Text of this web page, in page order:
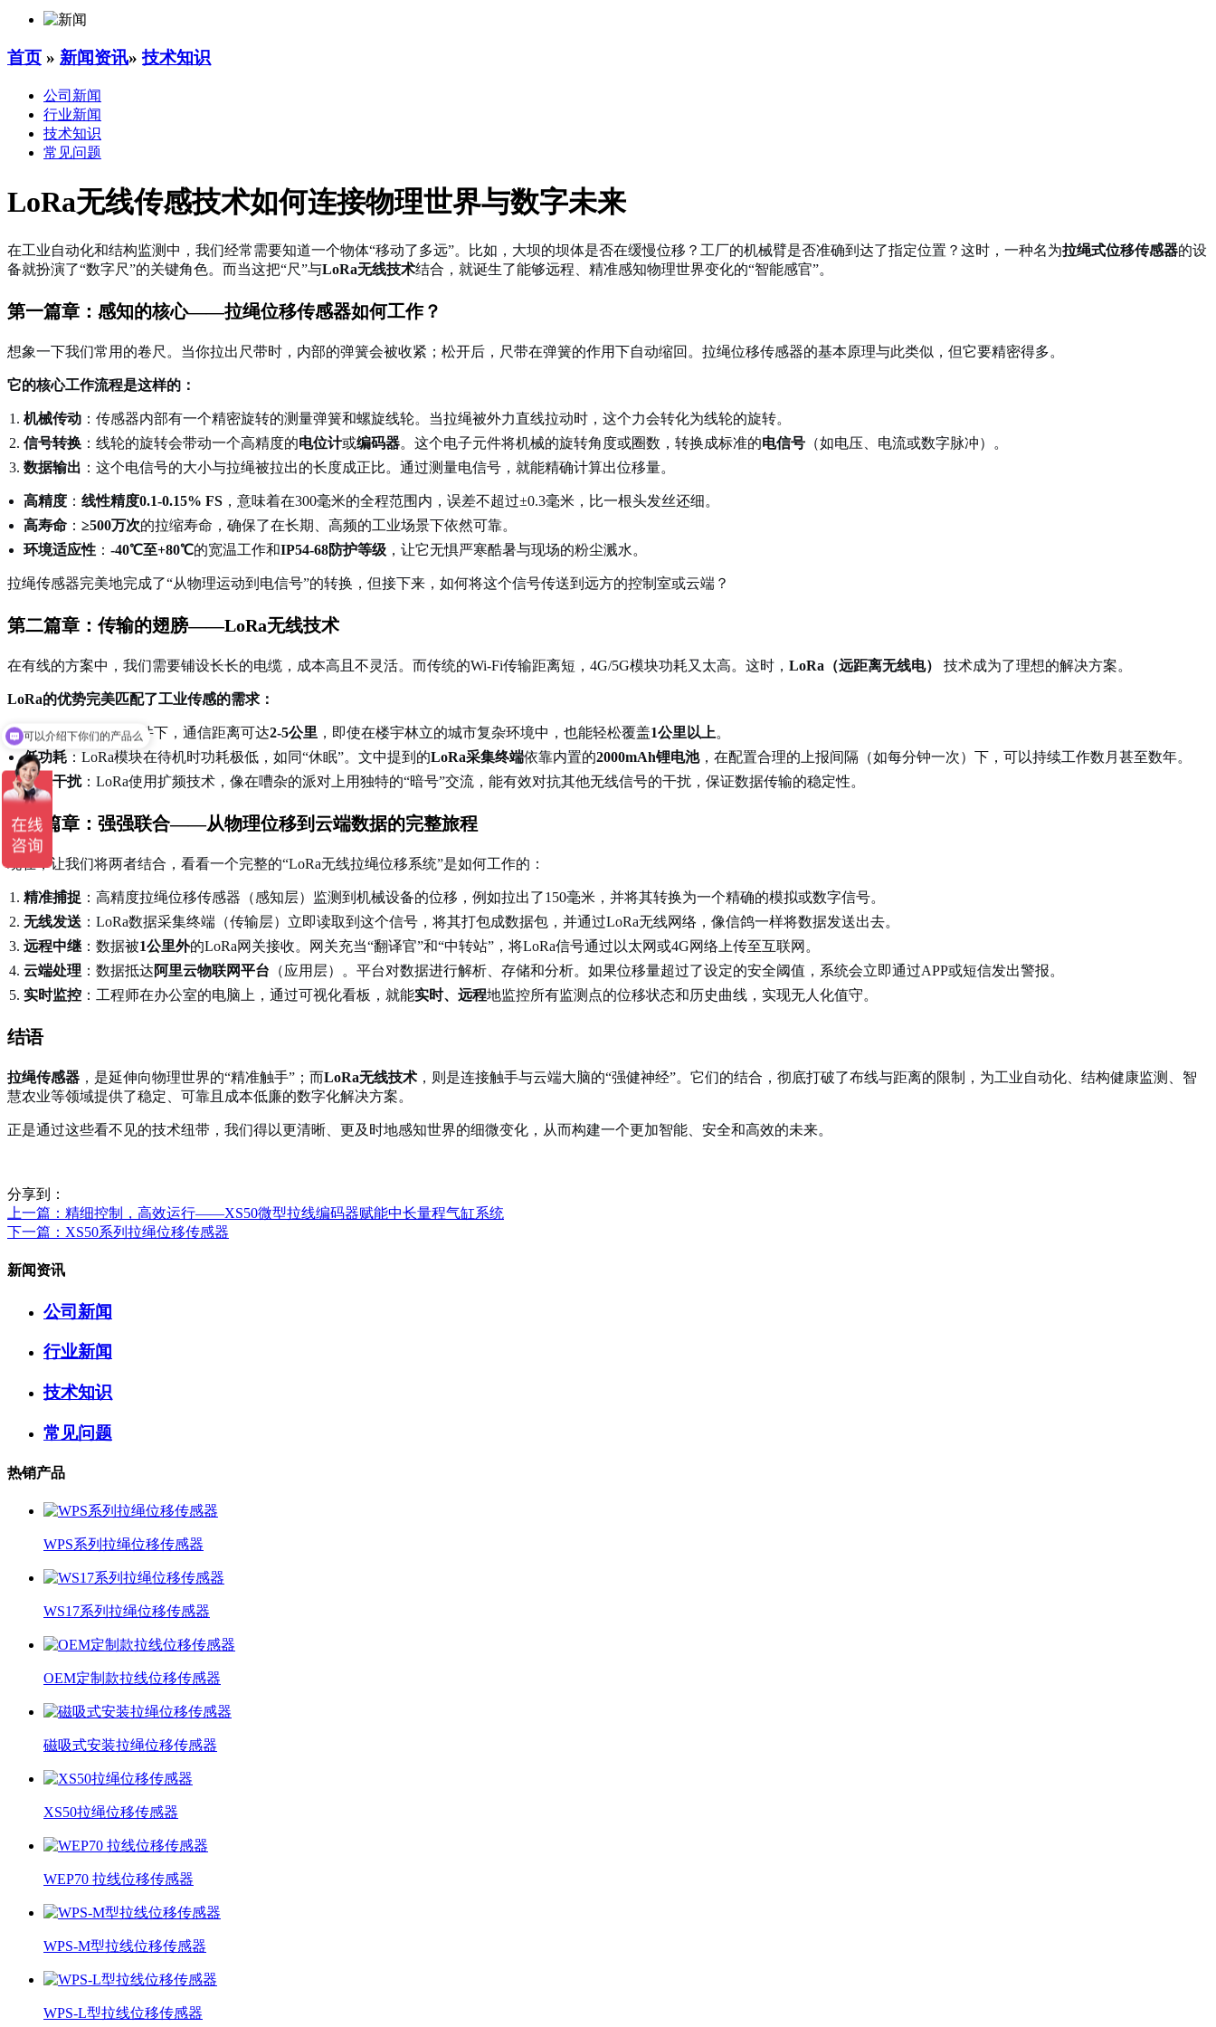
首页 » 新闻资讯»技术知识
公司新闻
行业新闻
技术知识
常见问题
LoRa无线传感技术如何连接物理世界与数字未来
在工业自动化和结构监测中，我们经常需要知道一个物体“移动了多远”。比如，大坝的坝体是否在缓慢位移？工厂的机械臂是否准确到达了指定位置？这时，一种名为拉绳式位移传感器的设
备就扮演了“数字尺”的关键角色。而当这把“尺”与LoRa无线技术结合，就诞生了能够远程、精准感知物理世界变化的“智能感官”。
第一篇章：感知的核心——拉绳位移传感器如何工作？
想象一下我们常用的卷尺。当你拉出尺带时，内部的弹簧会被收紧；松开后，尺带在弹簧的作用下自动缩回。拉绳位移传感器的基本原理与此类似，但它要精密得多。
它的核心工作流程是这样的：
机械传动 ：传感器内部有一个精密旋转的测量弹簧和螺旋线轮。当拉绳被外力直线拉动时，这个力会转化为线轮的旋转。
信号转换 ：线轮的旋转会带动一个高精度的电位计或编码器。这个电子元件将机械的旋转角度或圈数，转换成标准的电信号 （如电压、电流或数字脉冲）。
数据输出 ：这个电信号的大小与拉绳被拉出的长度成正比。通过测量电信号，就能精确计算出位移量。
高精度 ： 线性精度0.1-0.15% FS ，意味着在300毫米的全程范围内，误差不超过±0.3毫米，比一根头发丝还细。
高寿命 ： ≥500万次的拉缩寿命，确保了在长期、高频的工业场景下依然可靠。
环境适应性 ： -40℃至+80℃的宽温工作和IP54-68防护等级 ，让它无惧严寒酷暑与现场的粉尘溅水。
拉绳传感器完美地完成了“从物理运动到电信号”的转换，但接下来，如何将这个信号传送到远方的控制室或云端？
第二篇章：传输的翅膀——LoRa无线技术
在有线的方案中，我们需要铺设长长的电缆，成本高且不灵活。而传统的Wi-Fi传输距离短，4G/5G模块功耗又太高。这时， LoRa（远距离无线电） 技术成为了理想的解决方案。
LoRa的优势完美匹配了工业传感的需求：
远距离：在视距条件下，通信距离可达2-5公里 ，即使在楼宇林立的城市复杂环境中，也能轻松覆盖1公里以上。
低功耗 ：LoRa模块在待机时功耗极低，如同“休眠”。文中提到的LoRa采集终端依靠内置的2000mAh锂电池，在配置合理的上报间隔（如每分钟一次）下，可以持续工作数月甚至数年。
强抗干扰：LoRa使用扩频技术，像在嘈杂的派对上用独特的“暗号”交流，能有效对抗其他无线信号的干扰，保证数据传输的稳定性。
第三篇章：强强联合——从物理位移到云端数据的完整旅程
现在，让我们将两者结合，看看一个完整的“LoRa无线拉绳位移系统”是如何工作的：
精准捕捉 ：高精度拉绳位移传感器（感知层）监测到机械设备的位移，例如拉出了150毫米，并将其转换为一个精确的模拟或数字信号。
无线发送 ：LoRa数据采集终端（传输层）立即读取到这个信号，将其打包成数据包，并通过LoRa无线网络，像信鸽一样将数据发送出去。
远程中继 ：数据被1公里外的LoRa网关接收。网关充当“翻译官”和“中转站”，将LoRa信号通过以太网或4G网络上传至互联网。
云端处理 ：数据抵达阿里云物联网平台 （应用层）。平台对数据进行解析、存储和分析。如果位移量超过了设定的安全阈值，系统会立即通过APP或短信发出警报。
实时监控 ：工程师在办公室的电脑上，通过可视化看板，就能实时、远程地监控所有监测点的位移状态和历史曲线，实现无人化值守。
结语
拉绳传感器 ，是延伸向物理世界的“精准触手”；而LoRa无线技术 ，则是连接触手与云端大脑的“强健神经”。它们的结合，彻底打破了布线与距离的限制，为工业自动化、结构健康监测、智
慧农业等领域提供了稳定、可靠且成本低廉的数字化解决方案。
正是通过这些看不见的技术纽带，我们得以更清晰、更及时地感知世界的细微变化，从而构建一个更加智能、安全和高效的未来。
分享到：
上一篇 ：精细控制，高效运行——XS50微型拉线编码器赋能中长量程气缸系统
下一篇 ：XS50系列拉绳位移传感器
新闻资讯
公司新闻
行业新闻
技术知识
常见问题
热销产品
WPS系列拉绳位移传感器
WS17系列拉绳位移传感器
OEM定制款拉线位移传感器
磁吸式安装拉绳位移传感器
XS50拉绳位移传感器
WEP70 拉线位移传感器
WPS-M型拉线位移传感器
WPS-L型拉线位移传感器
可以介绍下你们的产品么
你们是怎么收费的呢